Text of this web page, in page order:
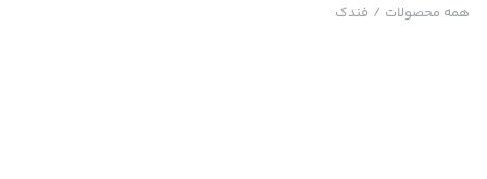
همه محصولات / فندک